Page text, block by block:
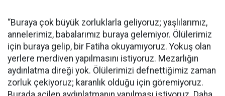
“Buraya çok büyük zorluklarla geliyoruz; yaşlılarımız,
annelerimiz, babalarımız buraya gelemiyor. Ölülerimiz
için buraya gelip, bir Fatiha okuyamıyoruz. Yokuş olan
yerlere merdiven yapılmasını istiyoruz. Mezarlığın
aydınlatma direği yok. Ölülerimizi defnettiğimiz zaman
zorluk çekiyoruz; karanlık olduğu için göremiyoruz.